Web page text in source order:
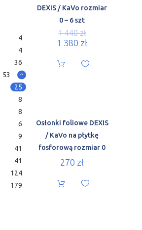
4
4
36
53
25
8
8
6
9
41
41
124
179
DEXIS / KaVo rozmiar
0 – 6 szt
1 440zł
1 380 zł
Osłonki foliowe DEXIS
/ KaVo na płytkę
fosforową rozmiar 0
270 zł